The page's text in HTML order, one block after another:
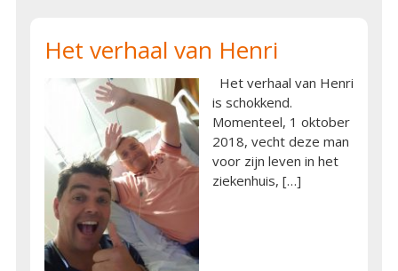
Het verhaal van Henri
Het verhaal van Henri
is schokkend.
Momenteel, 1 oktober
2018, vecht deze man
voor zijn leven in het
ziekenhuis, […]